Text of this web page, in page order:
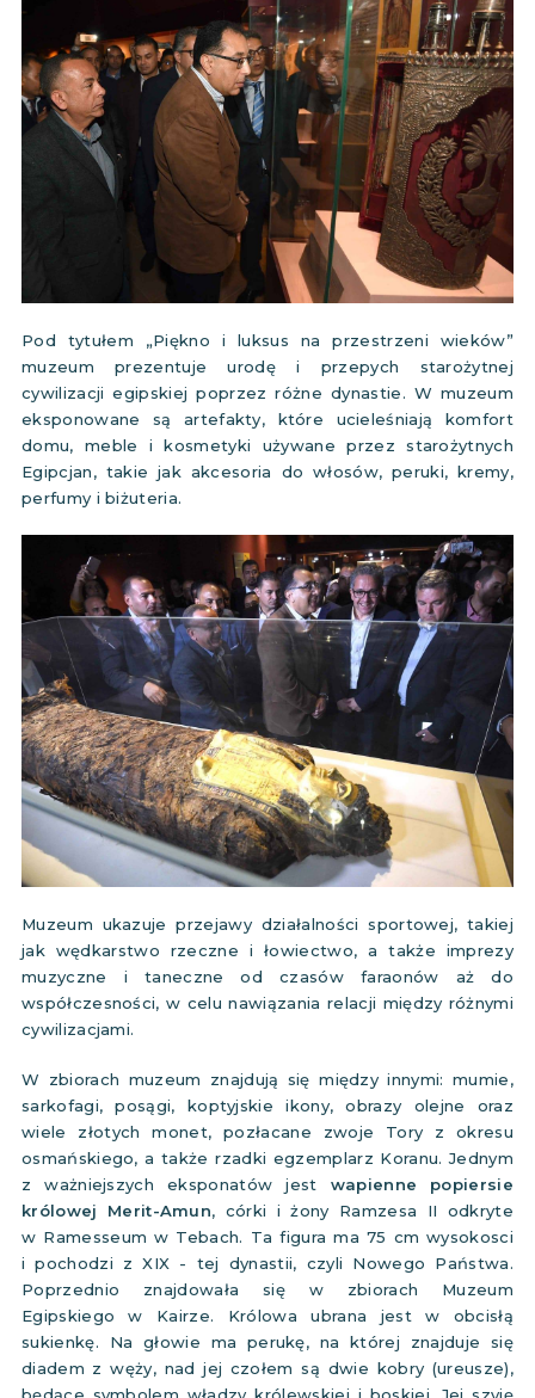
Pod tytułem „Piękno i luksus na przestrzeni wieków”
muzeum prezentuje urodę i przepych starożytnej
cywilizacji egipskiej poprzez różne dynastie. W muzeum
eksponowane są artefakty, które ucieleśniają komfort
domu, meble i kosmetyki używane przez starożytnych
Egipcjan, takie jak akcesoria do włosów, peruki, kremy,
perfumy i biżuteria.
Muzeum ukazuje przejawy działalności sportowej, takiej
jak wędkarstwo rzeczne i łowiectwo, a także imprezy
muzyczne i taneczne od czasów faraonów aż do
współczesności, w celu nawiązania relacji między różnymi
cywilizacjami.
W zbiorach muzeum znajdują się między innymi: mumie,
sarkofagi, posągi, koptyjskie ikony, obrazy olejne oraz
wiele złotych monet, pozłacane zwoje Tory z okresu
osmańskiego, a także rzadki egzemplarz Koranu. Jednym
z ważniejszych eksponatów jest
wapienne popiersie
królowej Merit-Amun, córki i żony Ramzesa II odkryte
w Ramesseum w Tebach. Ta figura ma 75 cm wysokosci
i pochodzi z XIX - tej dynastii, czyli Nowego Państwa.
Poprzednio znajdowała się w zbiorach Muzeum
Egipskiego w Kairze. Królowa ubrana jest w obcisłą
sukienkę. Na głowie ma perukę, na której znajduje się
diadem z węży, nad jej czołem są dwie kobry (ureusze),